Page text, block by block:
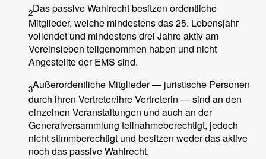
2Das passive Wahlrecht besitzen ordentliche
Mitglieder, welche mindestens das 25. Lebensjahr
vollendet und mindestens drei Jahre aktiv am
Vereinsleben teilgenommen haben und nicht
Angestellte der EMS sind.
3Außerordentliche Mitglieder — juristische Personen
durch ihren Vertreter/ihre Vertreterin — sind an den
einzelnen Veranstaltungen und auch an der
Generalversammlung teilnahmeberechtigt, jedoch
nicht stimmberechtigt und besitzen weder das aktive
noch das passive Wahlrecht.